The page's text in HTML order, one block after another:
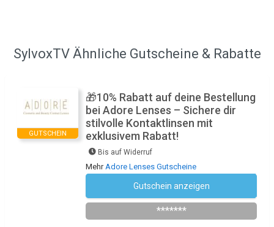
SylvoxTV Ähnliche Gutscheine & Rabatte
GUTSCHEIN
🎁10% Rabatt auf deine Bestellung
bei Adore Lenses – Sichere dir
stilvolle Kontaktlinsen mit
exklusivem Rabatt!
Bis auf Widerruf
MehrAdore Lenses Gutscheine
Gutschein anzeigen
*******